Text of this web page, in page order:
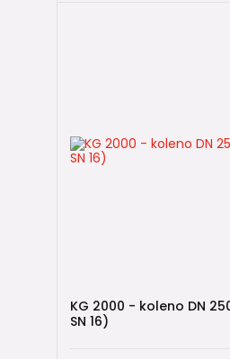
KG 2000 - koleno DN
SN 16)